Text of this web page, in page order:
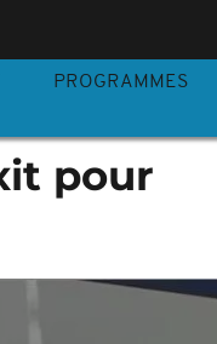
PROGRAMMES
pour